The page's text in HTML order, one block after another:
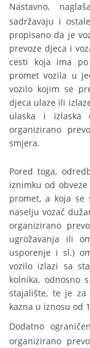
Nastavno,
sadržavaju i
propisano da je
prevoze djeca i
cesti koja ima
promet vozila u
vozilo kojim se
djeca ulaze ili
ulaska i izlaska
organizirano
smjera.
Pored toga,
iznimku od
promet, a koja
naselju vozač
organizirano
ugrožavanja ili
usporenje i sl.)
vozilo izlazi sa
kolnika, odnosno
stajalište, te je za
kazna u iznosu od
Dodatno
organizirano